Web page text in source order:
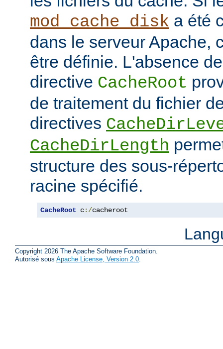
mod_cache_disk a été
dans le serveur Apache,
être définie. L'absence
directive CacheRoot
de traitement du fichier
directives
CacheDirLength
structure des sous-
racine spécifié.
CacheRoot c:/cacheroot
Copyright 2026 The Apache Software Foundation.
Autorisé sous Apache License, Version 2.0